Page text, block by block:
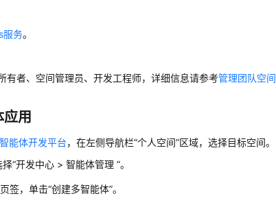
服务。
有者、空间管理员、开发工程师，详细信息请参考管理团队空
用
能体开发平台，在左侧导航栏“个人空间”区域，选择目标空间。
“开发中心 > 智能体管理 ”。
签，单击“创建多智能体”。